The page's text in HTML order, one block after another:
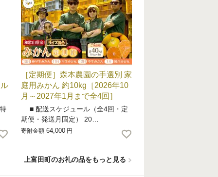
［定期便］森本農園の手選別 家
庭用みかん 約10kg［2026年10
月～2027年1月まで全4回］
■ 配送スケジュール（全4回・定
期便・発送月固定） 20…
寄附金額 64,000 円
上富田町のお礼の品をもっと見る